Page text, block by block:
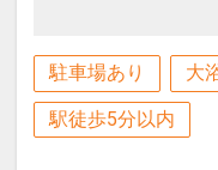
駐車場あり 大
駅徒歩5分以内